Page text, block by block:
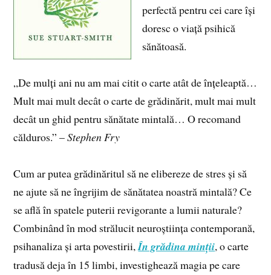
perfectă pentru cei care își
doresc o viață psihică
sănătoasă.
„De mulți ani nu am mai citit o carte atât de înțeleaptă…
Mult mai mult decât o carte de grădinărit, mult mai mult
decât un ghid pentru sănătate mintală… O recomand
călduros.” –Stephen Fry
Cum ar putea grădinăritul să ne elibereze de stres și să
ne ajute să ne îngrijim de sănătatea noastră mintală? Ce
se află în spatele puterii revigorante a lumii naturale?
Combinând în mod strălucit neuroștiința contemporană,
psihanaliza și arta povestirii,În grădina minții, o carte
tradusă deja în 15 limbi, investighează magia pe care